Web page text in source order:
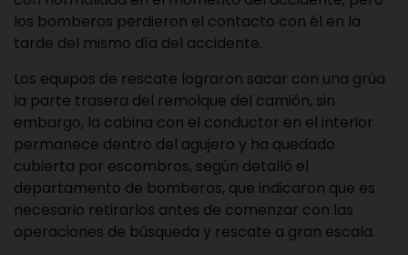
los bomberos perdieron el contacto con él en la
tarde del mismo día del accidente.
Los equipos de rescate lograron sacar con una grúa
la parte trasera del remolque del camión, sin
embargo, la cabina con el conductor en el interior
permanece dentro del agujero y ha quedado
cubierta por escombros, según detalló el
departamento de bomberos, que indicaron que es
necesario retirarlos antes de comenzar con las
operaciones de búsqueda y rescate a gran escala.